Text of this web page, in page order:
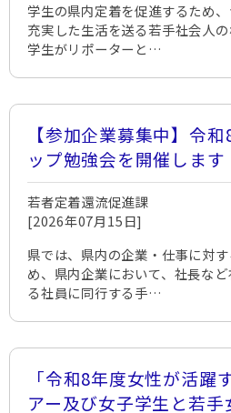
学生の県内定着を促進するため
充実した生活を送る若手社会人
学生がリポーターと…
【参加企業募集中】令
ップ勉強会を開催します
若者定着還流促進課
[2026年07月15日]
県では、県内の企業・仕事に対
め、県内企業において、社長な
る社員に同行する手…
「令和8年度女性が活躍
アー及び女子学生と若